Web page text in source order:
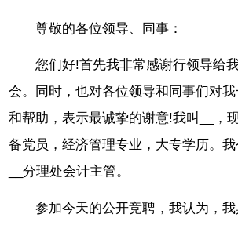
尊敬的各位领导、同事：
您们好!首先我非常感谢行领导给
会。同时，也对各位领导和同事们对
和帮助，表示最诚挚的谢意!我叫__，
备党员，经济管理专业，大专学历。
__分理处会计主管。
参加今天的公开竞聘，我认为，我